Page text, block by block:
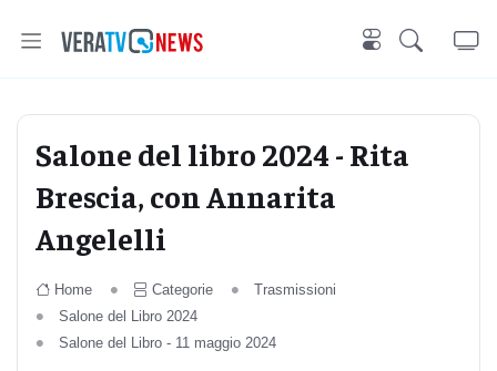
Salone del libro 2024 - Rita
Brescia, con Annarita
Angelelli
Home Categorie
Trasmissioni
Salone del Libro 2024
Salone del Libro - 11 maggio 2024